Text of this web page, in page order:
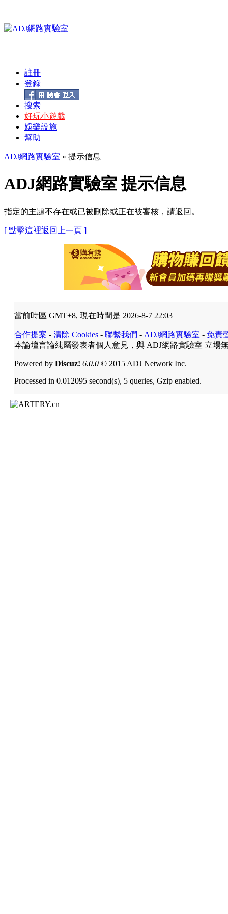
註冊
登錄
搜索
好玩小遊戲
娛樂設施
幫助
ADJ網路實驗室 » 提示信息
ADJ網路實驗室 提示信息
指定的主題不存在或已被刪除或正在被審核，請返回。
[ 點擊這裡返回上一頁 ]
當前時區 GMT+8, 現在時間是 2026-8-7 22:03
合作提案 - 清除 Cookies - 聯繫我們 - ADJ網路實驗室 - 免責
本論壇言論純屬發表者個人意見，與 ADJ網路實驗室 立場
Powered by Discuz! 6.0.0 © 2015 ADJ Network Inc.
Processed in 0.012095 second(s), 5 queries, Gzip enabled.